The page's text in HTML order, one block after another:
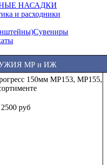
НАСАДКИ
и расходники
Сувениры
МР и ИЖ
150мм МР153, МР155,
2500 руб